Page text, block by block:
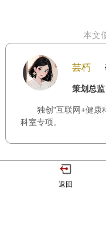
本文
芸朽
策划总监
独创"互联网+健康
科室专项。
返回